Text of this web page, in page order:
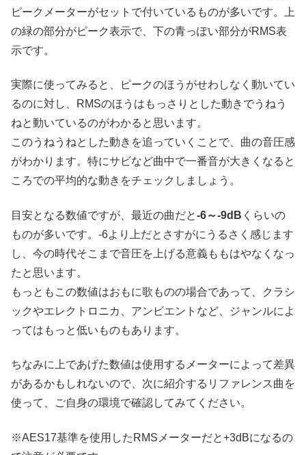
ピークメーターがセットで付いているものが多いです。上
の緑の部分がピーク表示で、下の青っぽい部分がRMS表
示です。
実際に使ってみると、ピークのほうがせわしなく動いてい
るのに対し、RMSのほうはもっさりとした動きでうねう
ねと動いているのがわかると思います。
このうねうねとした動きを追っていくことで、曲の音圧感
がわかります。特にサビなど曲中で一番音が大きくなると
ころでの平均的な動きをチェックしましょう。
目安となる数値ですが、最近の曲だと-6～-9dB くらいの
ものが多いです。-6より上だとさすがにうるさく感じます
し、今の時代そこまで音圧を上げる意義ももはやなくなっ
たと思います。
もっともこの数値はおもに歌ものの場合であって、クラシ
ックやエレクトロニカ、アンビエントなど、ジャンルによ
ってはもっと低いものもあります。
ちなみに上であげた数値は使用するメーターによって差異
があるかもしれないので、次に紹介するリファレンス曲を
使って、ご自身の環境で確認してみてください。
※AES17基準を使用したRMSメーターだと+3dBになるの